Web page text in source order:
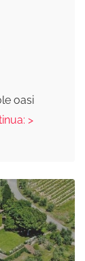
oasi
>